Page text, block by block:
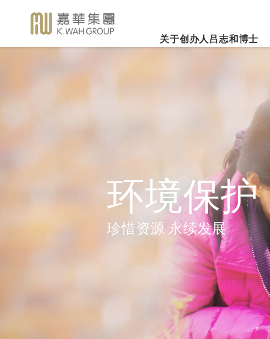
关于创办人吕志和博士
业务概览
房地产
企业社会责任
关怀员工
环境、社会及管治报告
影片库
图片库
媒体查询
2026年3月
嘉华国际
业绩业务
更多内容
环境保护
珍惜资源 永续发展